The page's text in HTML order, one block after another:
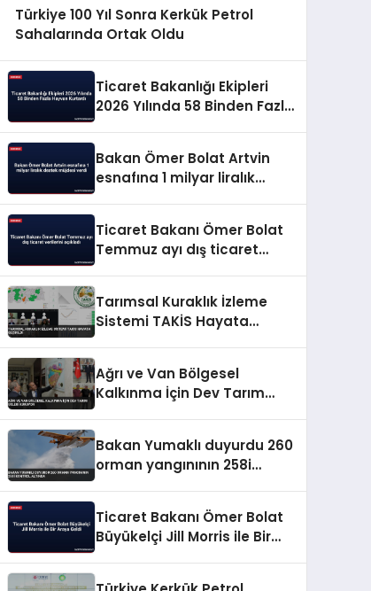
Türkiye 100 Yıl Sonra Kerkük Petrol
Sahalarında Ortak Oldu
Ticaret Bakanlığı Ekipleri
2026 Yılında 58 Binden Fazla
Bakan Ömer Bolat Artvin
esnafına 1 milyar liralık
Ticaret Bakanı Ömer Bolat
Temmuz ayı dış ticaret
Tarımsal Kuraklık İzleme
Sistemi TAKİS Hayata
Ağrı ve Van Bölgesel
Kalkınma İçin Dev Tarım
Bakan Yumaklı duyurdu 260
orman yangınının 258i
Ticaret Bakanı Ömer Bolat
Büyükelçi Jill Morris ile Bir